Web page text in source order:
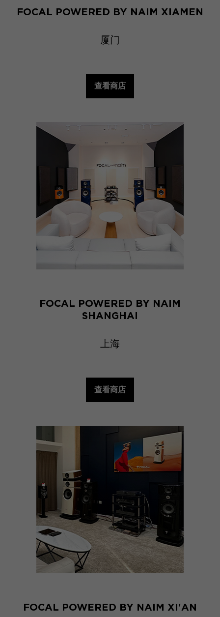
FOCAL POWERED BY NAIM XIAMEN
厦门
查看商店
FOCAL POWERED BY NAIM
SHANGHAI
上海
查看商店
FOCAL POWERED BY NAIM XI'AN